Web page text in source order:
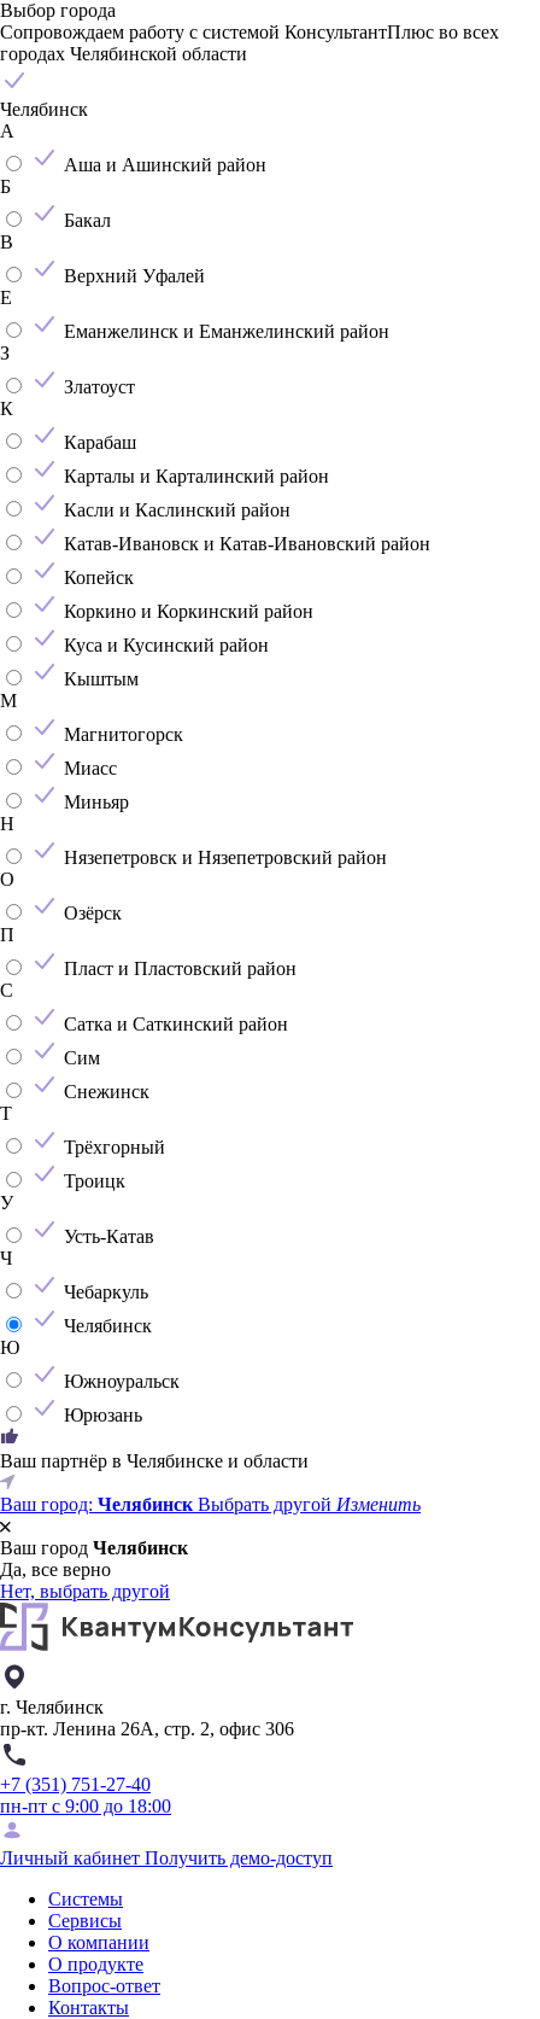
Выбор города
Сопровождаем работу с системой КонсультантПлюс во всех
городах Челябинской области
Челябинск
А
Аша и Ашинский район
Б
Бакал
В
Верхний Уфалей
Е
Еманжелинск и Еманжелинский район
З
Златоуст
К
Карабаш
Карталы и Карталинский район
Касли и Каслинский район
Катав-Ивановск и Катав-Ивановский район
Копейск
Коркино и Коркинский район
Куса и Кусинский район
Кыштым
М
Магнитогорск
Миасс
Миньяр
Н
Нязепетровск и Нязепетровский район
О
Озёрск
П
Пласт и Пластовский район
С
Сатка и Саткинский район
Сим
Снежинск
Т
Трёхгорный
Троицк
У
Усть-Катав
Ч
Чебаркуль
Челябинск
Ю
Южноуральск
Юрюзань
Ваш партнёр в Челябинске и области
Ваш город: Челябинск Выбрать другой Изменить
Ваш город Челябинск
Да, все верно
Нет, выбрать другой
г. Челябинск
пр-кт. Ленина 26А, стр. 2, офис 306
+7 (351) 751-27-40
пн-пт с 9:00 до 18:00
Личный кабинет Получить демо-доступ
Системы
Сервисы
О компании
О продукте
Вопрос-ответ
Контакты